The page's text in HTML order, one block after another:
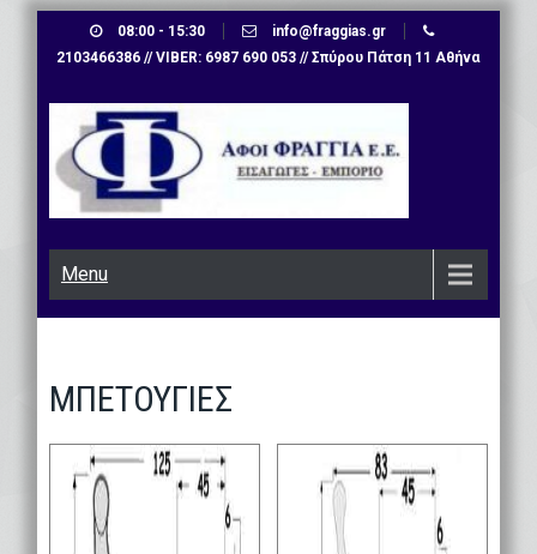
08:00 - 15:30
info@fraggias.gr
2103466386 // VIBER: 6987 690 053 // Σπύρου Πάτση 11 Αθήνα
Menu
ΜΠΕΤΟΥΓΙΕΣ